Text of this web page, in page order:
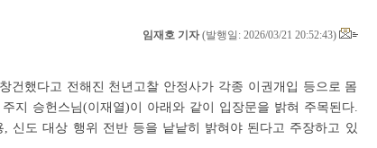
임재호 기자(발행일: 2026/03/21 20:52:43)
건했다고 전해진 천년고찰 안정사가 각종 이권개입 등으로 몸
지 승헌스님(이재열)이 아래와 같이 입장문을 밝혀 주목된다.
신도 대상 행위 전반 등을 낱낱히 밝혀야 된다고 주장하고 있